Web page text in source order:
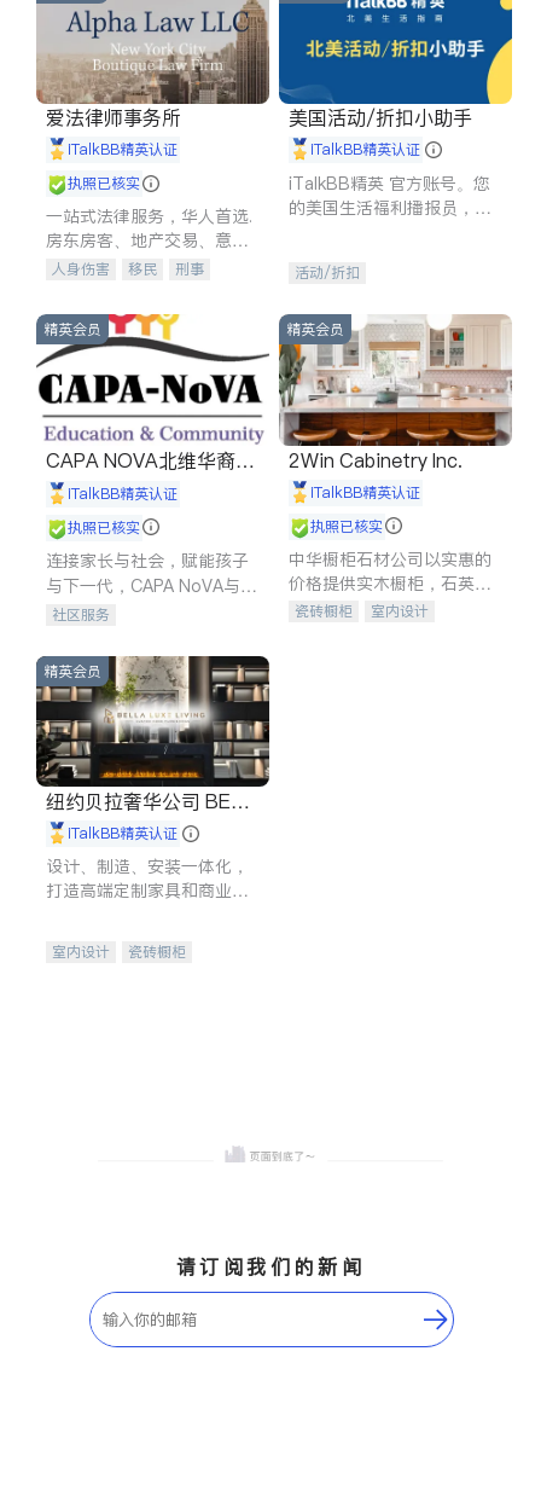
爱法律师事务所
iTalkBB精英认证
执照已核实
一站式法律服务，华人首选.
房东房客、地产交易、意外
伤害、车祸重伤、商业诉
建筑合同、刑事案件全包办
人身伤害 移民
刑事
信托/遗嘱
商业
索赔
律师-其它 保释
美国活动/折扣小助手
iTalkBB精英认证
iTalkBB精英 官方账号。您
的美国生活福利播报员，精
专属福利。
活动/折扣
精英会员
CAPA NOVA北维华裔家
长会iTalkBB精英认证
执照已核实
连接家长与社会，赋能孩子
与下一代，CAPA NoVA与您
携手建设包容、公平、充满
社区服务
精英会员
2Win Cabinetry Inc.
iTalkBB精英认证
执照已核实
中华橱柜石材公司以实惠的
价格提供实木橱柜，石英石
台面，多种优质不锈钢水
瓷砖橱柜
室内设计
精英会员
纽约贝拉奢华公司 BELL
A LUXE
iTalkBB精英认证
设计、制造、安装一体化，
打造高端定制家具和商业空
室内设计
瓷砖橱柜
请订阅我们的新闻